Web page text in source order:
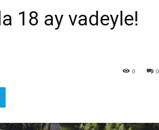
18 ay vadeyle!
0
0